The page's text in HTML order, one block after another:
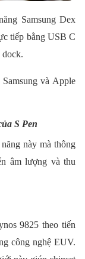
Samsung Dex
tiếp bằng USB C
dock.
và Apple
S Pen
này mà thông
âm lượng và thu
9825 theo tiến
công nghệ EUV.